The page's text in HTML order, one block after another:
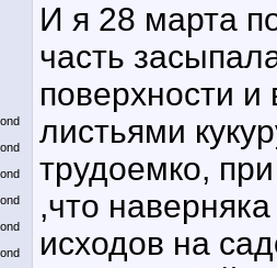
И я 28 марта
часть
поверхности
листьями
трудоемко,
,что
исходов на